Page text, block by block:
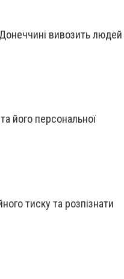
вивозить людей
його персональної
тиску та розпізнати